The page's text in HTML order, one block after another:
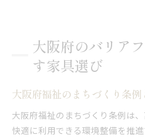
大阪府のバリア
す家具選び
大阪府福祉のまちづくり条
大阪府福祉のまちづくり条例は
快適に利用できる環境整備を推